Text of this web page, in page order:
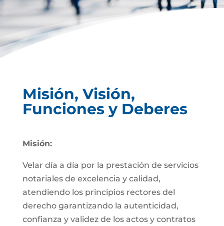
Misión, Visión,
Funciones y Deberes
Misión:
Velar día a día por la prestación de servicios
notariales de excelencia y calidad,
atendiendo los principios rectores del
derecho garantizando la autenticidad,
confianza y validez de los actos y contratos